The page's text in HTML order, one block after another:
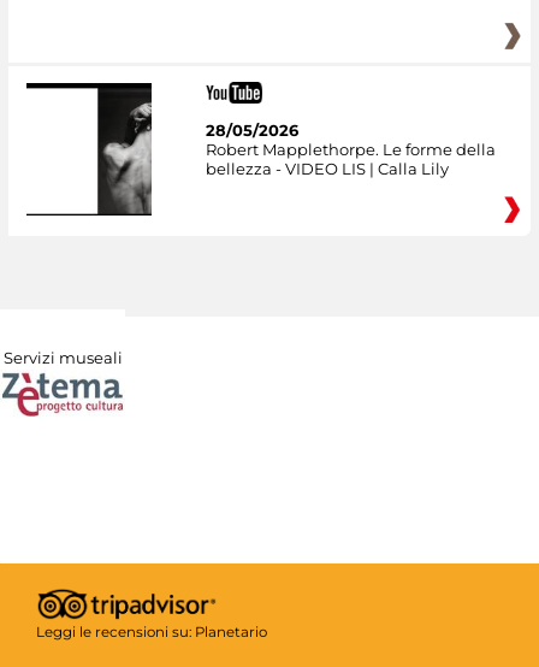
28/05/2026
Robert Mapplethorpe. Le forme della
bellezza - VIDEO LIS | Calla Lily
Servizi museali
Leggi le recensioni su: Planetario